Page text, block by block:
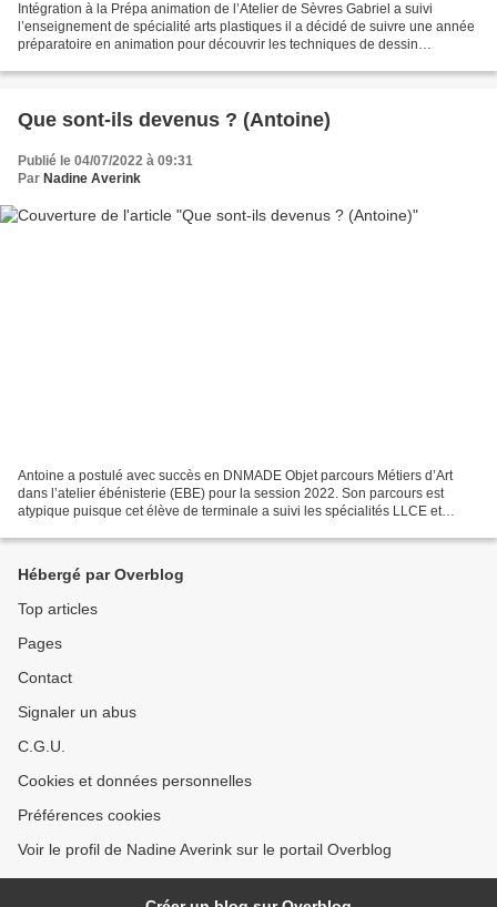
Intégration à la Prépa animation de l’Atelier de Sèvres Gabriel a suivi
l’enseignement de spécialité arts plastiques il a décidé de suivre une année
préparatoire en animation pour découvrir les techniques de dessin
Que sont-ils devenus ? (Antoine)
Publié le 04/07/2022 à 09:31
Par Nadine Averink
Antoine a postulé avec succès en DNMADE Objet parcours Métiers d’Art
dans l’atelier ébénisterie (EBE) pour la session 2022. Son parcours est
atypique puisque cet élève de terminale a suivi les spécialités LLCE et
Hébergé par Overblog
Top articles
Pages
Contact
Signaler un abus
C.G.U.
Cookies et données personnelles
Préférences cookies
Voir le profil de Nadine Averink sur le portail Overblog